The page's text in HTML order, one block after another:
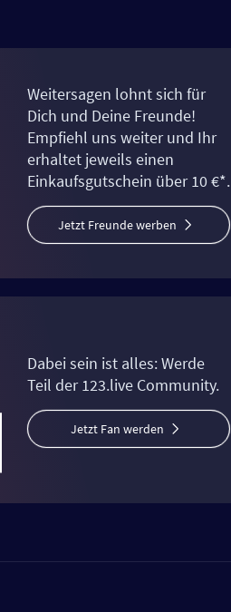
Weitersagen lohnt sich für
Dich und Deine Freunde!
Empfiehl uns weiter und Ihr
erhaltet jeweils einen
Einkaufsgutschein über 10 €*.
Jetzt Freunde werben
Dabei sein ist alles: Werde
Teil der 123.live Community.
Jetzt Fan werden